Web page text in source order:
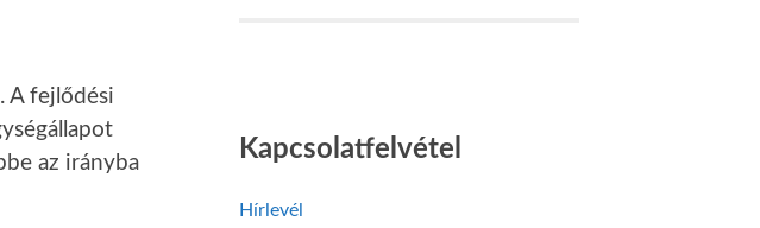
A fejlődési
az irányba
Kapcsolatfelvétel
Hírlevél